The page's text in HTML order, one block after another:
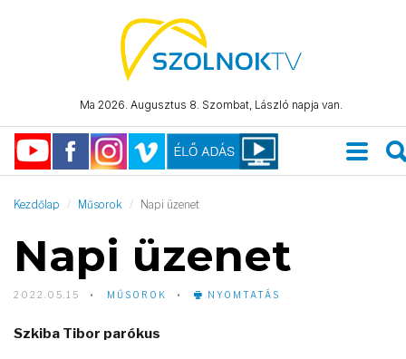
Ma 2026. Augusztus 8. Szombat, László napja van.
Kezdőlap Műsorok Napi üzenet
Napi üzenet
2022.05.15 MŰSOROK NYOMTATÁS
Szkiba Tibor parókus